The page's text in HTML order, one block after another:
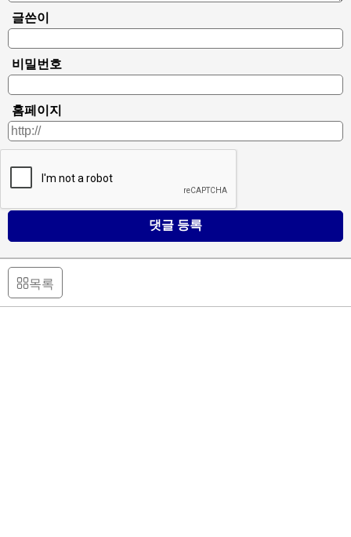
글쓴이
비밀번호
홈페이지
댓글 등록
목록